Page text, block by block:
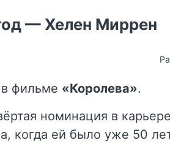
— Хелен Миррен
фильме «Королева».
номинация в
когда ей было уже 50